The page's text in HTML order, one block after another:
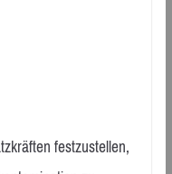
festzustellen,